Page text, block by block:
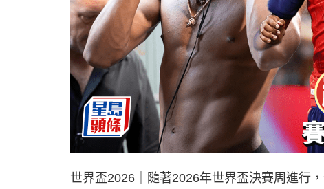
世界盃2026｜隨著2026年世界盃決賽周進行